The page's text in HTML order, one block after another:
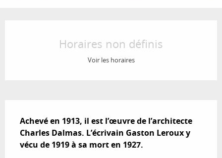
Horaires non définis
Voir les horaires
Achevé en 1913, il est l’œuvre de l’architecte
Charles Dalmas. L’écrivain Gaston Leroux y
vécu de 1919 à sa mort en 1927.